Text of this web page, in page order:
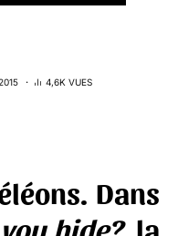
4,6K VUES
Dans
hide?, la